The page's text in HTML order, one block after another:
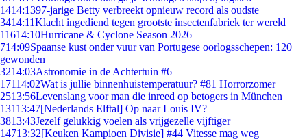
1414:1397-jarige Betty verbreekt opnieuw record als oudste
3414:11Klacht ingediend tegen grootste insectenfabriek ter wereld
11614:10Hurricane & Cyclone Season 2026
714:09Spaanse kust onder vuur van Portugese oorlogsschepen: 120
gewonden
3214:03Astronomie in de Achtertuin #6
17114:02Wat is jullie binnenhuistemperatuur? #81 Horrorzomer
2513:56Levenslang voor man die inreed op betogers in München
13113:47[Nederlands Elftal] Op naar Louis IV?
3813:43Jezelf gelukkig voelen als vrijgezelle vijftiger
14713:32[Keuken Kampioen Divisie] #44 Vitesse mag weg